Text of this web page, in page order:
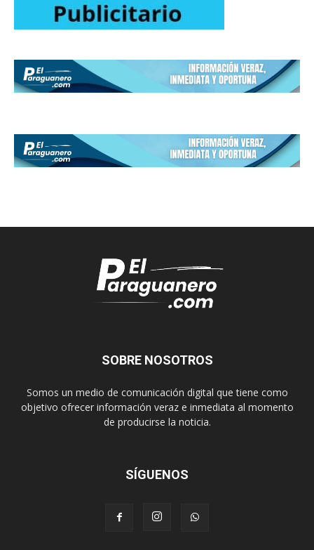
SOBRE NOSOTROS
Somos un medio de comunicación digital que tiene como
objetivo ofrecer información veraz e inmediata al momento
de producirse la noticia.
SÍGUENOS